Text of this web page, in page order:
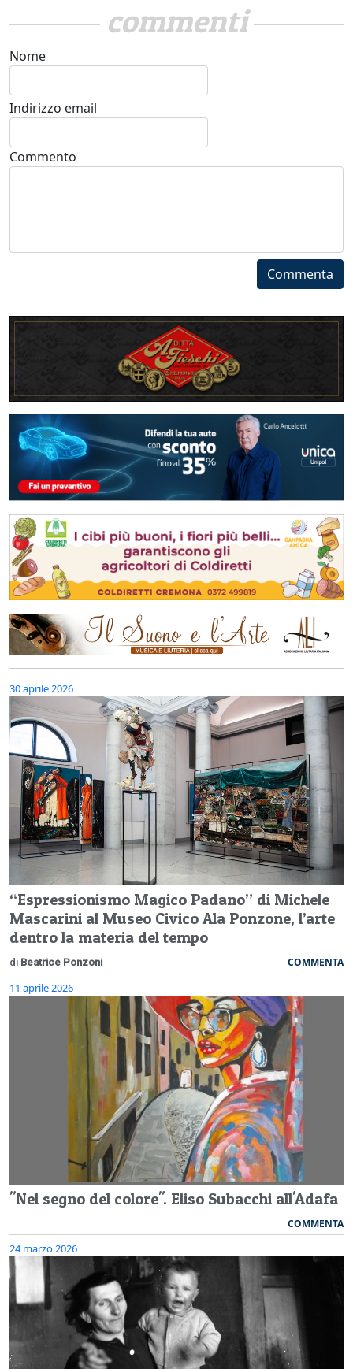
commenti
Nome
Indirizzo email
Commento
Commenta
30 aprile 2026
“Espressionismo Magico Padano” di Michele
Mascarini al Museo Civico Ala Ponzone, l’arte
dentro la materia del tempo
di Beatrice Ponzoni COMMENTA
11 aprile 2026
"Nel segno del colore". Eliso Subacchi all'Adafa
COMMENTA
24 marzo 2026